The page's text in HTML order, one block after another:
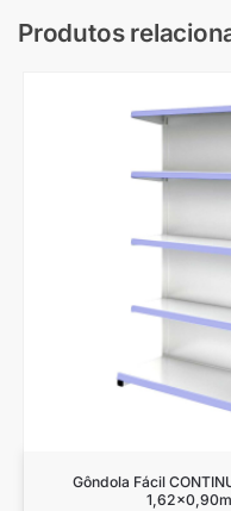
Produtos
Gôndola Fácil